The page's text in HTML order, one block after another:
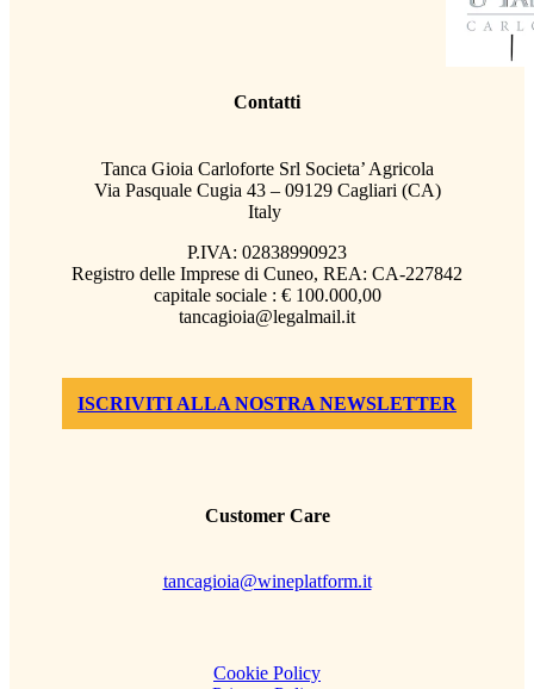
Contatti
Tanca Gioia Carloforte Srl Societa’ Agricola
Via Pasquale Cugia 43 – 09129 Cagliari (CA)
Italy
P.IVA: 02838990923
Registro delle Imprese di Cuneo, REA: CA-227842
capitale sociale : € 100.000,00
tancagioia@legalmail.it
ISCRIVITI ALLA NOSTRA NEWSLETTER
Customer Care
tancagioia@wineplatform.it
Cookie Policy